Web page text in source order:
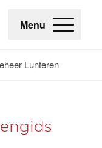
Menu
Lunteren